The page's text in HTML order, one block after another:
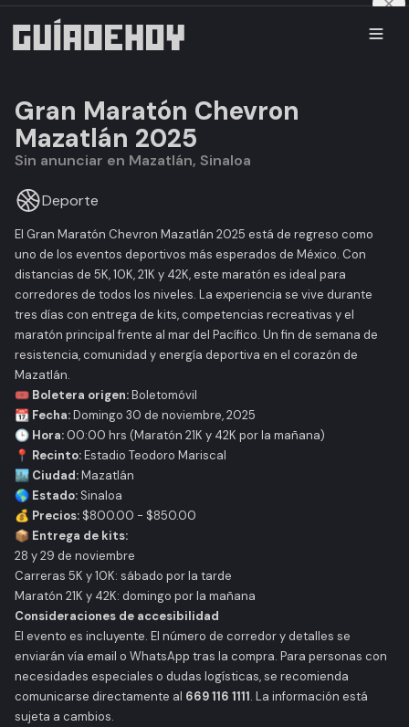
Gran Maratón Chevron
Mazatlán 2025
Sin anunciar en Mazatlán, Sinaloa
Deporte
El Gran Maratón Chevron Mazatlán 2025 está de regreso como
uno de los eventos deportivos más esperados de México. Con
distancias de 5K, 10K, 21K y 42K, este maratón es ideal para
corredores de todos los niveles. La experiencia se vive durante
tres días con entrega de kits, competencias recreativas y el
maratón principal frente al mar del Pacífico. Un fin de semana de
resistencia, comunidad y energía deportiva en el corazón de
Mazatlán.
🎟️ Boletera origen:Boletomóvil
📆 Fecha:Domingo 30 de noviembre, 2025
🕒 Hora: 00:00 hrs (Maratón 21K y 42K por la mañana)
📍 Recinto:Estadio Teodoro Mariscal
🏙️ Ciudad:Mazatlán
🌎 Estado: Sinaloa
💰 Precios: $800.00 - $850.00
📦 Entrega de kits:
28 y 29 de noviembre
Carreras 5K y 10K: sábado por la tarde
Maratón 21K y 42K: domingo por la mañana
Consideraciones de accesibilidad
El evento es incluyente. El número de corredor y detalles se
enviarán vía email o WhatsApp tras la compra. Para personas con
necesidades especiales o dudas logísticas, se recomienda
comunicarse directamente al 669 116 1111. La información está
sujeta a cambios.